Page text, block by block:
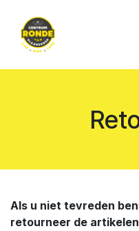
Als u niet tevreden
retourneer de artikelen